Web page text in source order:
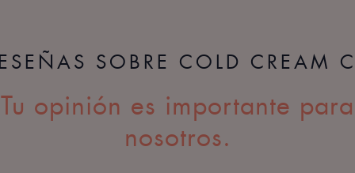
SOBRE COLD CREAM
Tu opinión es importante para
nosotros.